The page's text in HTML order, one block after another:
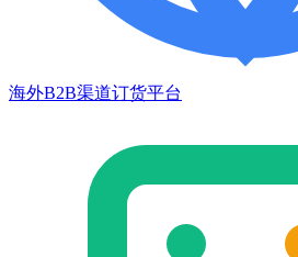
海外B2B渠道订货平台